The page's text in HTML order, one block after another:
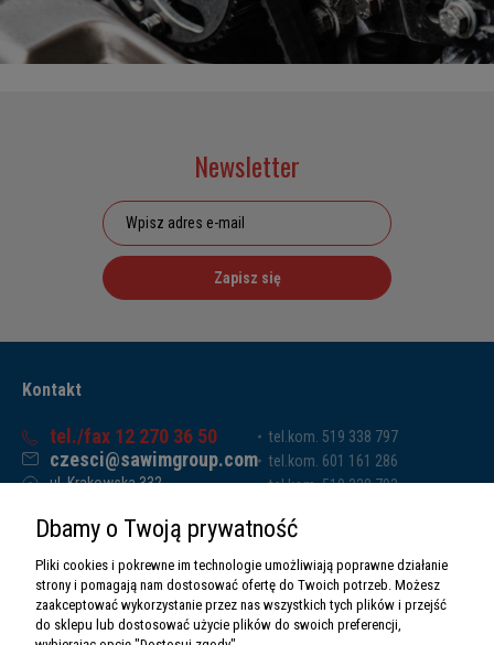
Newsletter
Zapisz się
Kontakt
tel./fax 12 270 36 50
czesci@sawimgroup.com
ul. Krakowska 332,
Sawim Group Mariusz Zdyb sp. k.
NIP: 5130284470
REGON: 5246591010
tel.kom. 519 338 797
tel.kom. 601 161 286
tel.kom. 519 338 793
Dbamy o Twoją prywatność
Pliki cookies i pokrewne im technologie umożliwiają poprawne działanie
strony i pomagają nam dostosować ofertę do Twoich potrzeb. Możesz
zaakceptować wykorzystanie przez nas wszystkich tych plików i przejść
do sklepu lub dostosować użycie plików do swoich preferencji,